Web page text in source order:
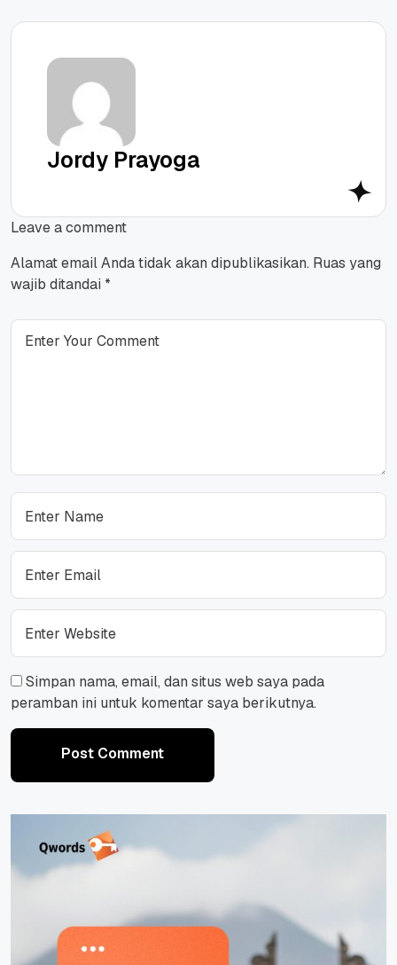
Jordy Prayoga
Leave a comment
Alamat email Anda tidak akan dipublikasikan. Ruas yang
wajib ditandai *
Simpan nama, email, dan situs web saya pada
peramban ini untuk komentar saya berikutnya.
Post Comment